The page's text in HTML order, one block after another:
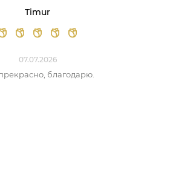
Timur
07.07.2026
благодарю.